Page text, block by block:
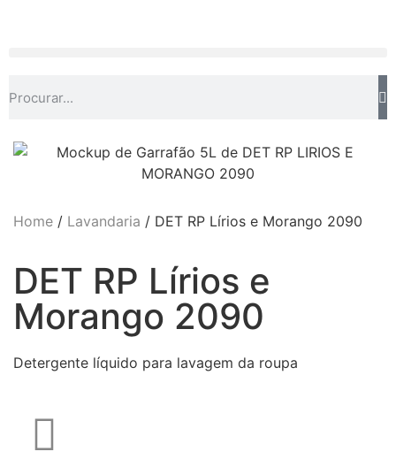
Home / Lavandaria / DET RP Lírios e Morango 2090
DET RP Lírios e
Morango 2090
Detergente líquido para lavagem da roupa